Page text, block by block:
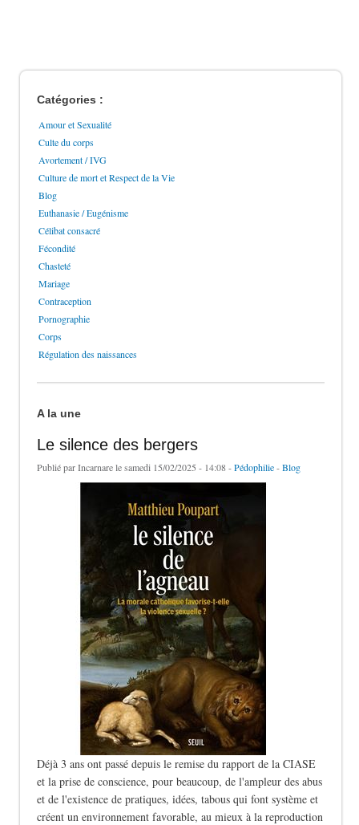
Catégories :
Amour et Sexualité
Culte du corps
Avortement / IVG
Culture de mort et Respect de la Vie
Blog
Euthanasie / Eugénisme
Célibat consacré
Fécondité
Chasteté
Mariage
Contraception
Pornographie
Corps
Régulation des naissances
A la une
Le silence des bergers
Publié parIncarnarele samedi 15/02/2025 - 14:08 -Pédophilie-Blog
Déjà 3 ans ont passé depuis le remise du rapport de la CIASE
et la prise de conscience, pour beaucoup, de l'ampleur des abus
et de l'existence de pratiques, idées, tabous qui font système et
créent un environnement favorable, au mieux à la reproduction